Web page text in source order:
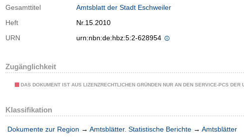
Gesamttitel
Amtsblatt der Stadt Eschweiler
Heft
Nr.15.2010
URN
urn:nbn:de:hbz:5:2-628954
Zugänglichkeit
DAS DOKUMENT IST AUS LIZENZRECHTLICHEN GRÜNDEN NUR AN DEN SERVICE-PCS DER
Klassifikation
Dokumente zur Region → Amtsblätter. Statistische Berichte → Amtsblätter